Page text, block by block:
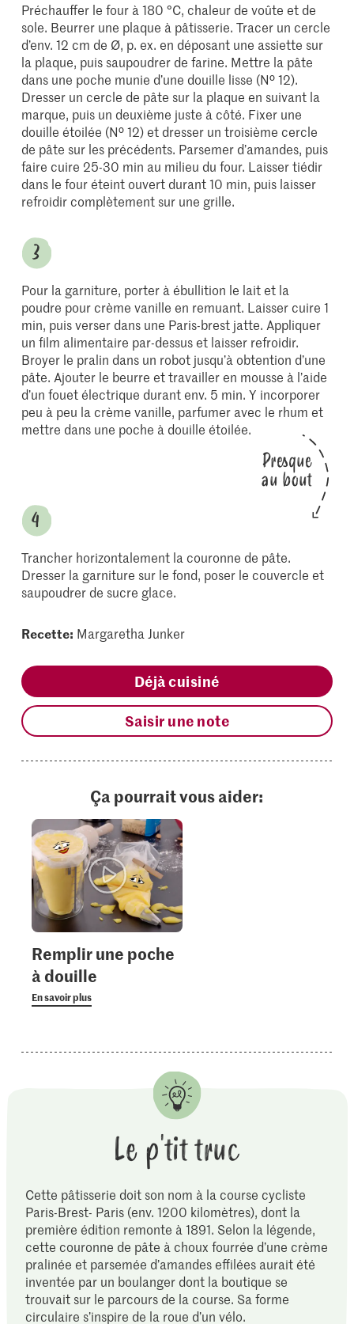
Préchauffer le four à 180 °C, chaleur de voûte et de
sole. Beurrer une plaque à pâtisserie. Tracer un cercle
d’env. 12 cm de Ø, p. ex. en déposant une assiette sur
la plaque, puis saupoudrer de farine. Mettre la pâte
dans une poche munie d’une douille lisse (Nº 12).
Dresser un cercle de pâte sur la plaque en suivant la
marque, puis un deuxième juste à côté. Fixer une
douille étoilée (Nº 12) et dresser un troisième cercle
de pâte sur les précédents. Parsemer d’amandes, puis
faire cuire 25-30 min au milieu du four. Laisser tiédir
dans le four éteint ouvert durant 10 min, puis laisser
refroidir complètement sur une grille.
Pour la garniture, porter à ébullition le lait et la
poudre pour crème vanille en remuant. Laisser cuire 1
min, puis verser dans une Paris-brest jatte. Appliquer
un film alimentaire par-dessus et laisser refroidir.
Broyer le pralin dans un robot jusqu’à obtention d’une
pâte. Ajouter le beurre et travailler en mousse à l’aide
d’un fouet électrique durant env. 5 min. Y incorporer
peu à peu la crème vanille, parfumer avec le rhum et
mettre dans une poche à douille étoilée.
Presque
au bout
Trancher horizontalement la couronne de pâte.
Dresser la garniture sur le fond, poser le couvercle et
saupoudrer de sucre glace.
Recette: Margaretha Junker
Déjà cuisiné
Saisir une note
Ça pourrait vous aider:
Remplir une poche
à douille
En savoir plus
Le p'tit truc
Cette pâtisserie doit son nom à la course cycliste
Paris-Brest- Paris (env. 1200 kilomètres), dont la
première édition remonte à 1891. Selon la légende,
cette couronne de pâte à choux fourrée d’une crème
pralinée et parsemée d’amandes effilées aurait été
inventée par un boulanger dont la boutique se
trouvait sur le parcours de la course. Sa forme
circulaire s’inspire de la roue d’un vélo.